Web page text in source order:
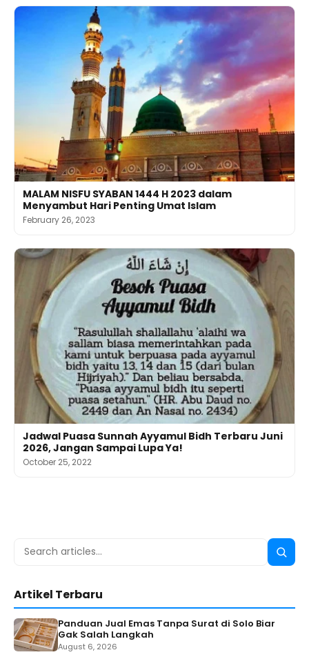
MALAM NISFU SYABAN 1444 H 2023 dalam
Menyambut Hari Penting Umat Islam
February 26, 2023
Jadwal Puasa Sunnah Ayyamul Bidh Terbaru Juni
2026, Jangan Sampai Lupa Ya!
October 25, 2022
Search
Search
Artikel Terbaru
Panduan Jual Emas Tanpa Surat di Solo Biar
Gak Salah Langkah
August 6, 2026